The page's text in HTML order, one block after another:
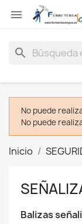

search
No puede
No puede
Inicio
Balizas